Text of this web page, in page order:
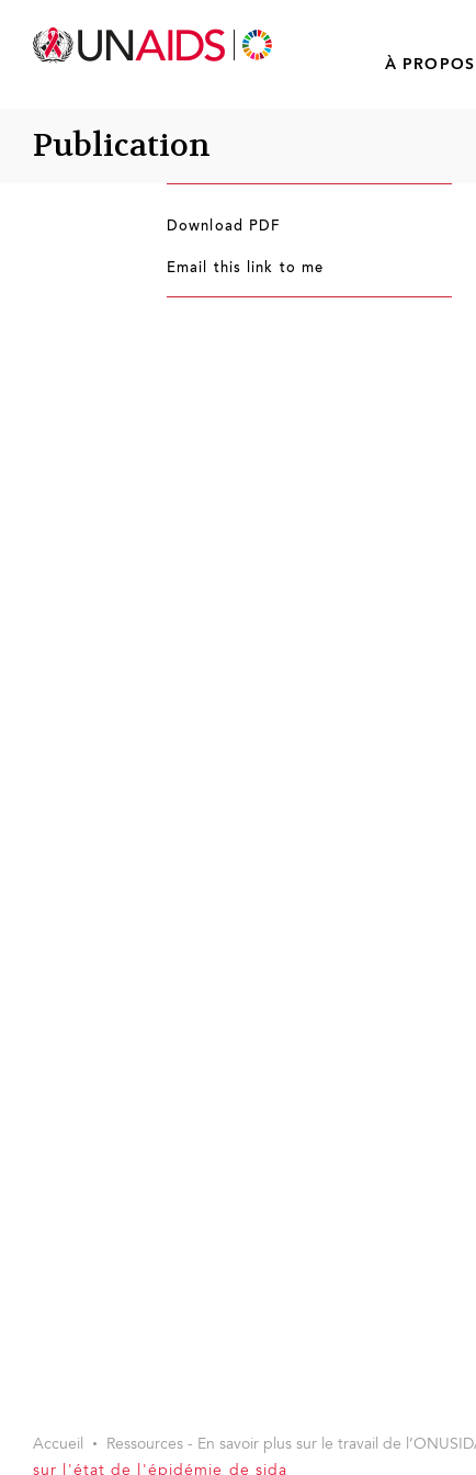
À
Publication
Download PDF
Email this link to me
Accueil Ressources - En savoir plus sur le travail de
sur l'état de l'épidémie de sida